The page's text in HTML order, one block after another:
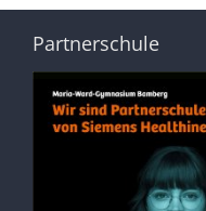
Partnerschule